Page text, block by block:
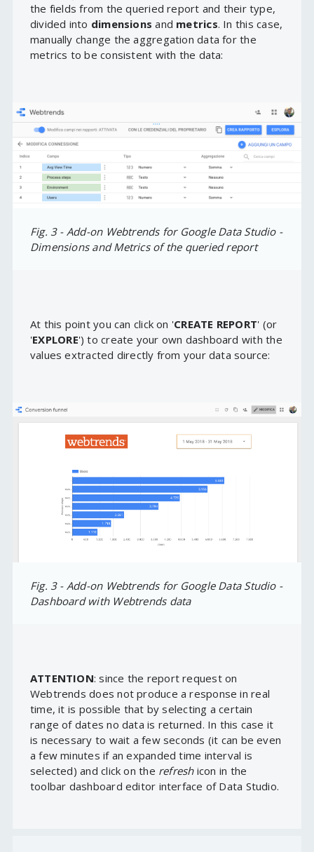
the fields from the queried report and their type,
divided into dimensions and metrics. In this case,
manually change the aggregation data for the
metrics to be consistent with the data:
Fig. 3 - Add-on Webtrends for Google Data Studio -
Dimensions and Metrics of the queried report
At this point you can click on 'CREATE REPORT' (or
'EXPLORE') to create your own dashboard with the
values extracted directly from your data source:
Fig. 3 - Add-on Webtrends for Google Data Studio -
Dashboard with Webtrends data
ATTENTION: since the report request on
Webtrends does not produce a response in real
time, it is possible that by selecting a certain
range of dates no data is returned. In this case it
is necessary to wait a few seconds (it can be even
a few minutes if an expanded time interval is
selected) and click on the refreshicon in the
toolbar dashboard editor interface of Data Studio.